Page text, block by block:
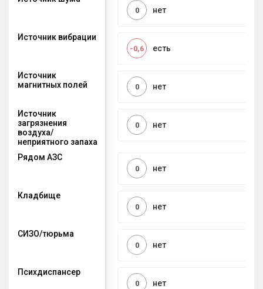
нет
0
Источник вибрации
есть
-0,6
Источник
магнитных полей
нет
0
Источник
загрязнения
воздуха/
неприятного запаха
нет
0
Рядом АЗС
нет
0
Кладбище
нет
0
СИЗО/тюрьма
нет
0
Психдиспансер
нет
0